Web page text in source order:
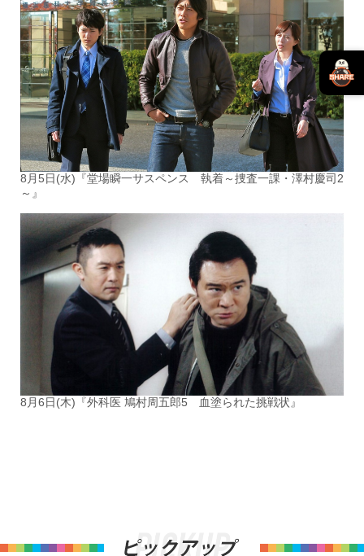
8月5日(水)『堂場瞬一サスペンス 執着～捜査一課・澤村慶司2
～』
8月6日(木)『外科医 鳩村周五郎5 血塗られた挑戦状』